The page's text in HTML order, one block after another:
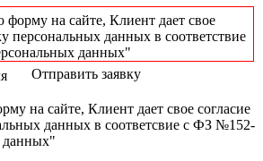
форму на сайте, Клиент дает свое
персональных данных в соответствие
данных"
Отправить заявку
на сайте, Клиент дает свое согласие
данных в соответсвие с ФЗ №152-